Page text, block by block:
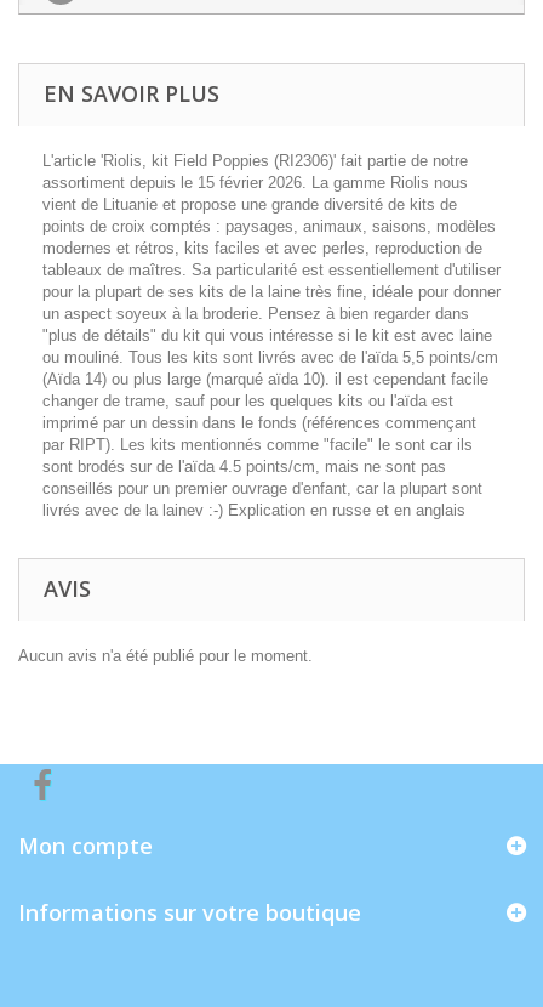
EN SAVOIR PLUS
L'article 'Riolis, kit Field Poppies (RI2306)' fait partie de notre
assortiment depuis le 15 février 2026. La gamme Riolis nous
vient de Lituanie et propose une grande diversité de kits de
points de croix comptés : paysages, animaux, saisons, modèles
modernes et rétros, kits faciles et avec perles, reproduction de
tableaux de maîtres. Sa particularité est essentiellement d'utiliser
pour la plupart de ses kits de la laine très fine, idéale pour donner
un aspect soyeux à la broderie. Pensez à bien regarder dans
"plus de détails" du kit qui vous intéresse si le kit est avec laine
ou mouliné. Tous les kits sont livrés avec de l'aïda 5,5 points/cm
(Aïda 14) ou plus large (marqué aïda 10). il est cependant facile
changer de trame, sauf pour les quelques kits ou l'aïda est
imprimé par un dessin dans le fonds (références commençant
par RIPT). Les kits mentionnés comme "facile" le sont car ils
sont brodés sur de l'aïda 4.5 points/cm, mais ne sont pas
conseillés pour un premier ouvrage d'enfant, car la plupart sont
livrés avec de la lainev :-) Explication en russe et en anglais
AVIS
Aucun avis n'a été publié pour le moment.
Mon compte
Informations sur votre boutique